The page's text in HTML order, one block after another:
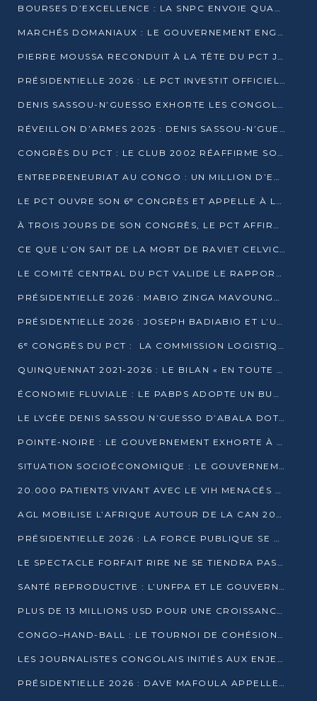
BOURSES D’EXCELLENCE : LA SNPC ENVOIE QUATRE NOUVEAUX TALENTS CONGOLAIS SE FORMER À BAKOU
MARCHÉS DOMANIAUX : LE GOUVERNEMENT ENGAGE LA STRUCTURATION DES TAXES D’ASSAINISSEMENT
PIERRE MOUSSA RECONDUIT À LA TÊTE DU PCT JUSQU’EN 2031
PRÉSIDENTIELLE 2026 : LE PCT INVESTIT OFFICIELLEMENT DENIS SASSOU NGUESSO
DENIS SASSOU-N’GUESSO EXHORTE LES CONGOLAIS À L’UNITÉ ET AU FAIR-PLAY DÉMOCRATIQUE EN 2026
RÉVEILLON D’ARMES 2025 : DENIS SASSOU-N’GUESSO GARANTIT DES ÉLECTIONS 2026 PAISIBLES ET SÉCURISÉES
CONGRÈS DU PCT : LE CLUB 2002 RÉAFFIRME SON SOUTIEN À DENIS SASSOU-N’GUESSO POUR 2026
ENTREPRENEURIAT AU CONGO : UN MILLION D’EUROS POUR FINANCER LES STARTUPS DÈS 2026
LE PCT OUVRE SON 6ᵉ CONGRÈS ET APPELLE À LA CANDIDATURE DE DENIS SASSOU NGUESSO
À TROIS JOURS DE SON CONGRÈS, LE PCT AFFIRME AVOIR ATTEINT TOUS SES OBJECTIFS
CE QUE L’ON SAIT DE LA MORT DE RAVIET CELVIC N’TSIANTSIE
LE COMITÉ CENTRAL DU PCT VALIDE LE RAPPORT DU CONGRÈS ET SOUTIENT DENIS SASSOU N’GUESSO
PRÉSIDENTIELLE 2026 : MABIO ZINGA MAVOUNGOU DÉCLARE SA CANDIDATURE ET CHARGE LE BILAN DU PCT
PRÉSIDENTIELLE 2026 : JOSEPH BADIABIO ET L’UDH-YUKI JOUENT LA PRUDENCE
6ᵉ CONGRÈS DU PCT : LA COMMISSION LOGISTIQUE ASSURE LA DISTRIBUTION DES KITS
QUINQUENNAT 2021-2026 : LE BILAN « EN TOUTE TRANSPARENCE » PRÉSENTÉ À LA PRESSE
ÉCONOMIE FLUVIALE : LE PABPS ADOPTE UN BUDGET 2026 DE PLUS DE 2,7 MILLIARDS FCFA
LE LYCÉE DENIS SASSOU N’GUESSO D’ABALA DOTÉ D’UNE SALLE MULTIMÉDIA
POINTE-NOIRE : LE GOUVERNEMENT EXHORTE À UN USAGE RESPONSABLE DU NOUVEAU MATÉRIEL MUNICIPAL
SITUATION SOCIOÉCONOMIQUE : LE GOUVERNEMENT INTERPELLÉ DEVANT LE SÉNAT
20.000 PATIENTS VIVANT AVEC LE VIH MENACÉS D’ARRÊT DE TRAITEMENT
AGL MOBILISE L’AFRIQUE AUTOUR DE LA CAN 2025
PRÉSIDENTIELLE 2026 : LA FORCE PUBLIQUE SE PRÉPARE À SÉCURISER LE SCRUTIN
LE SPECTACLE FORFAIT RIRE NE SE TIENDRA PAS LE 1ER JANVIER
SANTÉ REPRODUCTIVE : L’UNFPA ET LE GOUVERNEMENT AFFINENT LES PRIORITÉS DE 2026
PLUS DE 13 MILLIONS USD POUR UNE CROISSANCE VERTE ET SOUVERAINE
CONGO–HAND-BALL : LE TOURNOI DE COHÉSION ET DE FRATERNITÉ ALLUME SES LAMPIONS À BRAZZAVILLE
LES JOURNALISTES CONGOLAIS INITIÉS AUX ENJEUX DE L’ÉCONOMIE BLEUE
PRÉSIDENTIELLE 2026 : DAVE MAFOULA APPELLE LES CONGOLAIS À UN « NOUVEAU DÉPART »